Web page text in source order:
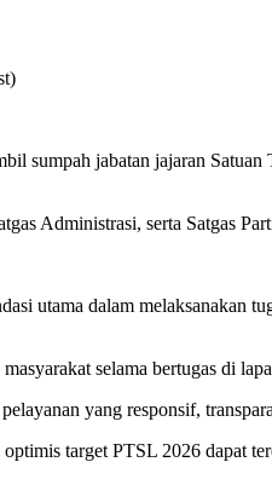
jabatan jajaran Satuan
Administrasi, serta Satgas
utama dalam melaksanakan
selama bertugas di
yang responsif,
target PTSL 2026 dapat